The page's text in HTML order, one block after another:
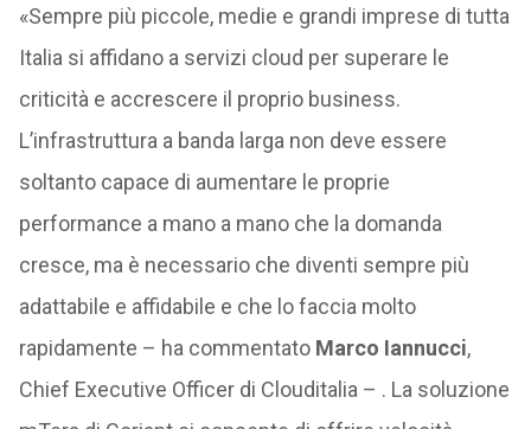
«Sempre più piccole, medie e grandi imprese di tutta
Italia si affidano a servizi cloud per superare le
criticità e accrescere il proprio business.
L’infrastruttura a banda larga non deve essere
soltanto capace di aumentare le proprie
performance a mano a mano che la domanda
cresce, ma è necessario che diventi sempre più
adattabile e affidabile e che lo faccia molto
rapidamente – ha commentatoMarco Iannucci,
Chief Executive Officer di Clouditalia – . La soluzione